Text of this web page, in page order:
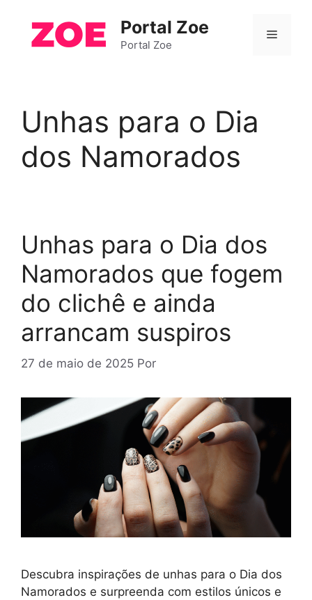
Portal Zoe
Portal Zoe
Menu
Unhas para o Dia
dos Namorados
Unhas para o Dia dos
Namorados que fogem
do clichê e ainda
arrancam suspiros
27 de maio de 2025 Por
Descubra inspirações de unhas para o Dia dos
Namorados e surpreenda com estilos únicos e